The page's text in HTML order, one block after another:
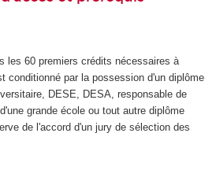
les 60 premiers crédits nécessaires à
conditionné par la possession d'un diplôme
DESE, DESA, responsable de
grande école ou tout autre diplôme
de l'accord d'un jury de sélection des